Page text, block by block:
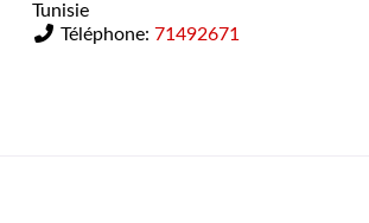
Tunisie
Téléphone:71492671